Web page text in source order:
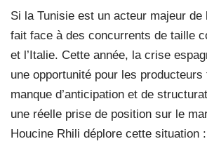
Si la Tunisie est un acteur majeur de
fait face à des concurrents de taille
et l’Italie. Cette année, la crise
une opportunité pour les
manque d’anticipation et de
une réelle prise de position sur le
Houcine Rhili déplore cette situation